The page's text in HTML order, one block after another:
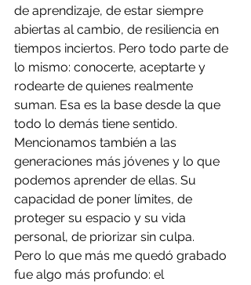
de aprendizaje, de estar siempre
abiertas al cambio, de resiliencia en
tiempos inciertos. Pero todo parte de
lo mismo: conocerte, aceptarte y
rodearte de quienes realmente
suman. Esa es la base desde la que
todo lo demás tiene sentido.
Mencionamos también a las
generaciones más jóvenes y lo que
podemos aprender de ellas. Su
capacidad de poner límites, de
proteger su espacio y su vida
personal, de priorizar sin culpa.
Pero lo que más me quedó grabado
fue algo más profundo: el